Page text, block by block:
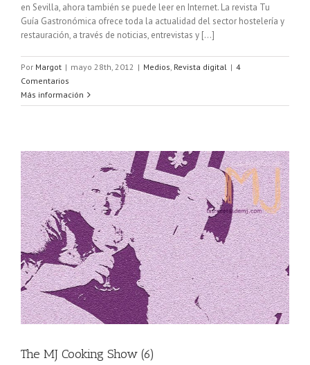
en Sevilla, ahora también se puede leer en Internet. La revista Tu
Guía Gastronómica ofrece toda la actualidad del sector hostelería y
restauración, a través de noticias, entrevistas y [...]
Por Margot | mayo 28th, 2012 | Medios Revista digital | 4
Comentarios
Más información
The MJ Cooking Show (6)